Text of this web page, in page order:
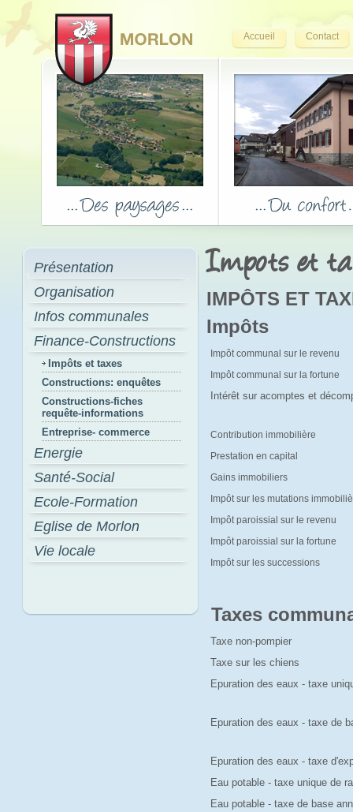
Accueil Contact
Présentation
Organisation
Infos communales
Finance-Constructions
Impôts et taxes
Constructions: enquêtes
Constructions-fiches
requête-informations
Entreprise- commerce
Energie
Santé-Social
Ecole-Formation
Eglise de Morlon
Vie locale
Impots et
IMPÔTS ET
Impôts
Impôt communal sur le revenu
Impôt communal sur la fortune
Intérêt sur acomptes et
Contribution immobilière
Prestation en capital
Gains immobiliers
Impôt sur les mutations
Impôt paroissial sur le revenu
Impôt paroissial sur la fortune
Impôt sur les successions
Taxes
Taxe non-pompier
Taxe sur les chiens
Epuration des eaux - taxe
Epuration des eaux - taxe de
Epuration des eaux - taxe
Eau potable - taxe unique de
Eau potable - taxe de base